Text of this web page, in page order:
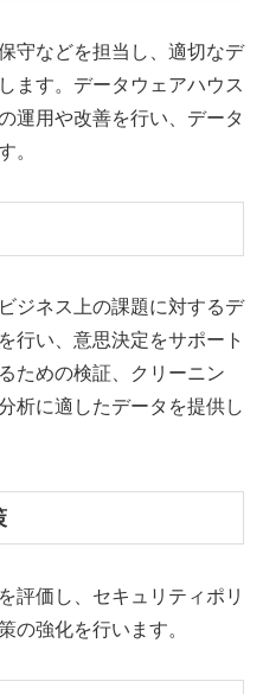
守などを担当し、適切なデ
ます。データウェアハウス
運用や改善を行い、データ
。
ジネス上の課題に対するデ
行い、意思決定をサポート
ための検証、クリーニン
析に適したデータを提供し
評価し、セキュリティポリ
の強化を行います。